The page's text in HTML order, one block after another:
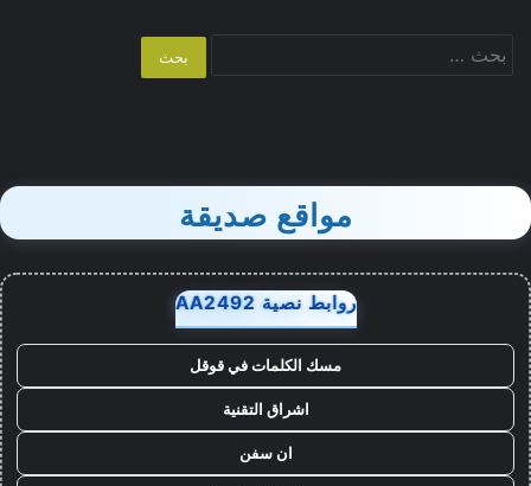
عن:
مواقع صديقة
روابط نصية AA2492
مسك الكلمات في قوقل
اشراق التقنية
ان سفن